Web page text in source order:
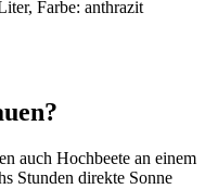
Farbe: anthrazit
auch Hochbeete an einem
Stunden direkte Sonne